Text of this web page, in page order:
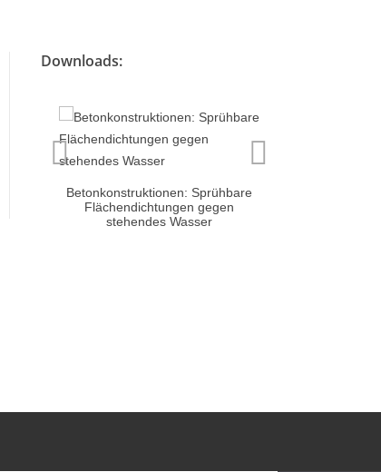
Downloads:
Betonkonstruktionen: Sprühbare
Flächendichtungen gegen
stehendes Wasser